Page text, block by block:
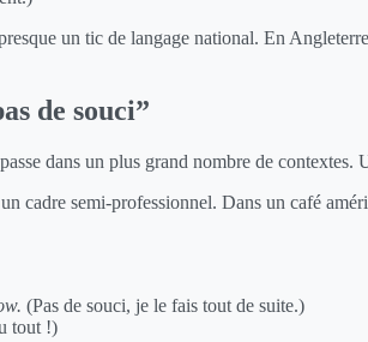
un tic de langage national. En
de souci”
dans un plus grand nombre de contextes.
cadre semi-professionnel. Dans un café
(Pas de souci, je le fais tout de suite.)
tout !)